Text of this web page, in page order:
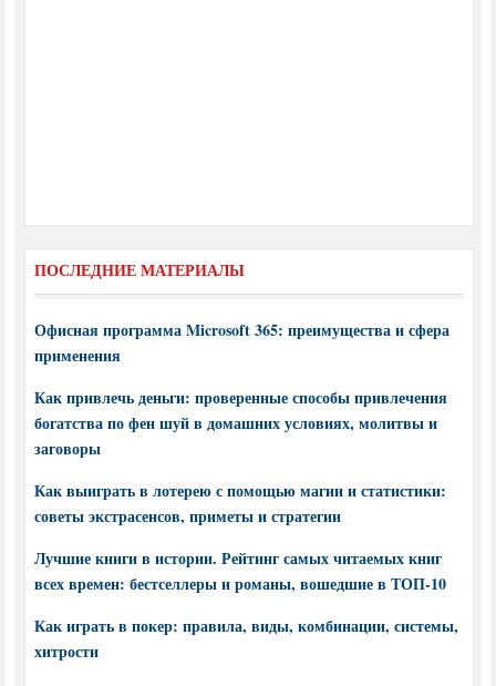
ПОСЛЕДНИЕ МАТЕРИАЛЫ
Офисная программа Microsoft 365: преимущества и сфера
применения
Как привлечь деньги: проверенные способы привлечения
богатства по фен шуй в домашних условиях, молитвы и
заговоры
Как выиграть в лотерею с помощью магии и статистики:
советы экстрасенсов, приметы и стратегии
Лучшие книги в истории. Рейтинг самых читаемых книг
всех времен: бестселлеры и романы, вошедшие в ТОП-10
Как играть в покер: правила, виды, комбинации, системы,
хитрости